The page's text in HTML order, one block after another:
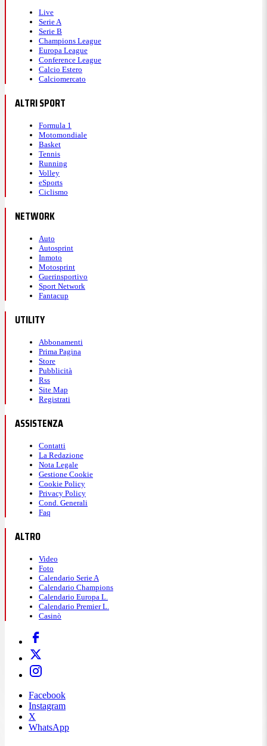
Live
Serie A
Serie B
Champions League
Europa League
Conference League
Calcio Estero
Calciomercato
ALTRI SPORT
Formula 1
Motomondiale
Basket
Tennis
Running
Volley
eSports
Ciclismo
NETWORK
Auto
Autosprint
Inmoto
Motosprint
Guerinsportivo
Sport Network
Fantacup
UTILITY
Abbonamenti
Prima Pagina
Store
Pubblicità
Rss
Site Map
Registrati
ASSISTENZA
Contatti
La Redazione
Nota Legale
Gestione Cookie
Cookie Policy
Privacy Policy
Cond. Generali
Faq
ALTRO
Video
Foto
Calendario Serie A
Calendario Champions
Calendario Europa L.
Calendario Premier L.
Casinò
Facebook
Instagram
X
WhatsApp